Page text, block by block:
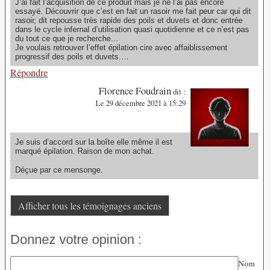
J’ai fait l’acquisition de ce produit mais je ne l’ai pas encore
essayé. Découvrir que c’est en fait un rasoir me fait peur car qui dit
rasoir, dit repousse très rapide des poils et duvets et donc entrée
dans le cycle infernal d’utilisation quasi quotidienne et ce n’est pas
du tout ce que je recherche…
Je voulais retrouver l’effet épilation cire avec affaiblissement
progressif des poils et duvets….
Répondre
Florence Foudraindit :
Le 29 décembre 2021 à 15:29
Je suis d’accord sur la boîte elle même il est
marqué épilation. Raison de mon achat.
Déçue par ce mensonge.
Afficher tous les témoignages anciens
Donnez votre opinion :
Nom